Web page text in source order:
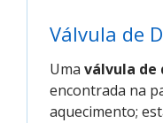
Válvula de
Uma válvula de
encontrada na
aquecimento;